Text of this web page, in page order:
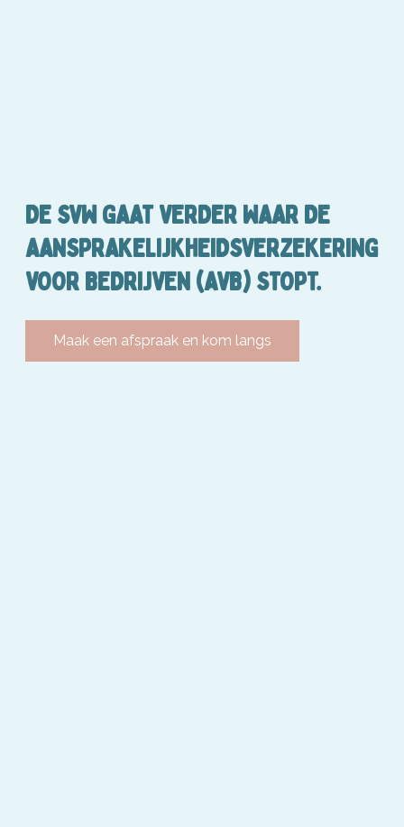
DE SVW GAAT VERDER WAAR DE
AANSPRAKELIJKHEIDSVERZEKERING
VOOR BEDRIJVEN (AVB) STOPT.
Maak een afspraak en kom langs